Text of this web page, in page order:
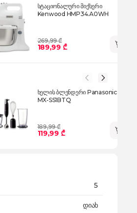
სტაციონალური მიქსერი
Kenwood HMP34.A0WH
269,99 ₾
189,99 ₾
ხელის ბლენდერი Panasonic
MX-SS1BTQ
189,99 ₾
119,99 ₾
5
დიახ